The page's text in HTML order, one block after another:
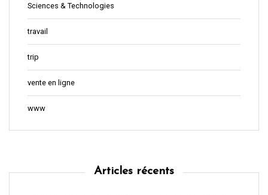
Sciences & Technologies
travail
trip
vente en ligne
www
Articles récents